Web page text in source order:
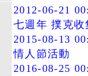
2012-06-21
七週年 撲克收
2015-08-13
情人節活動
2016-08-25